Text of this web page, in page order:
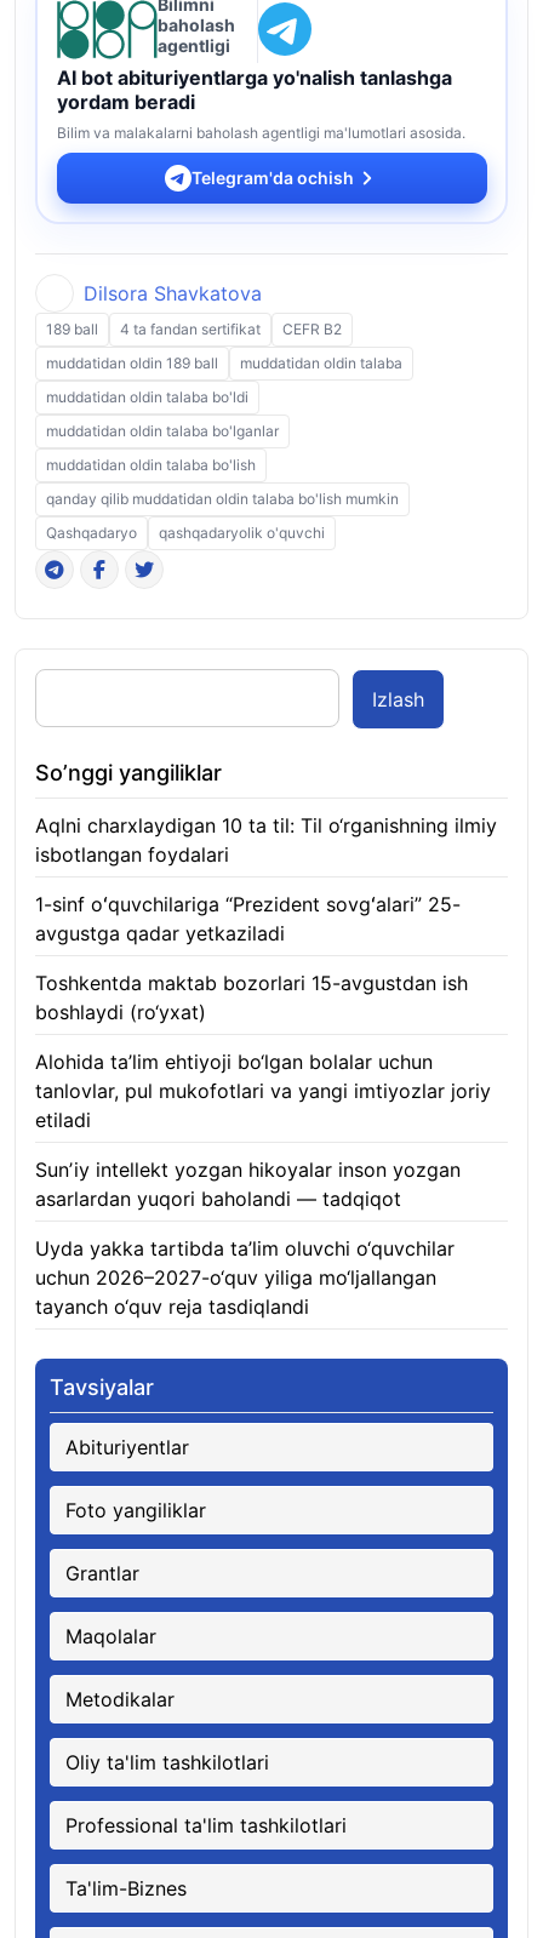
baholash
agentligi
AI bot abituriyentlarga yo'nalish tanlashga
yordam beradi
Bilim va malakalarni baholash agentligi ma'lumotlari asosida.
Telegram'da ochish
Dilsora Shavkatova
189 ball 4 ta fandan sertifikat
CEFR B2
muddatidan oldin 189 ball
muddatidan oldin talaba
muddatidan oldin talaba bo'ldi
muddatidan oldin talaba bo'lganlar
muddatidan oldin talaba bo'lish
qanday qilib muddatidan oldin talaba bo'lish mumkin
Qashqadaryo
qashqadaryolik o'quvchi
Izlash
So’nggi yangiliklar
Aqlni charxlaydigan 10 ta til: Til o‘rganishning ilmiy
isbotlangan foydalari
1-sinf oʻquvchilariga “Prezident sovgʻalari” 25-
avgustga qadar yetkaziladi
Toshkentda maktab bozorlari 15-avgustdan ish
boshlaydi (ro‘yxat)
Alohida ta’lim ehtiyoji bo‘lgan bolalar uchun
tanlovlar, pul mukofotlari va yangi imtiyozlar joriy
etiladi
Sunʼiy intellekt yozgan hikoyalar inson yozgan
asarlardan yuqori baholandi — tadqiqot
Uyda yakka tartibda ta’lim oluvchi o‘quvchilar
uchun 2026–2027-o‘quv yiliga mo‘ljallangan
tayanch o‘quv reja tasdiqlandi
Tavsiyalar
Abituriyentlar
Foto yangiliklar
Grantlar
Maqolalar
Metodikalar
Oliy ta'lim tashkilotlari
Professional ta'lim tashkilotlari
Ta'lim-Biznes